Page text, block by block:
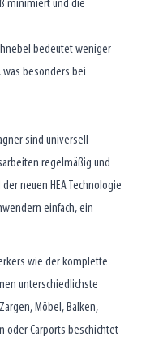
minimiert und die
bedeutet weniger
besonders bei
sind universell
regelmäßig und
neuen HEA Technologie
einfach, ein
wie der komplette
unterschiedlichste
Möbel, Balken,
oder Carports beschichtet